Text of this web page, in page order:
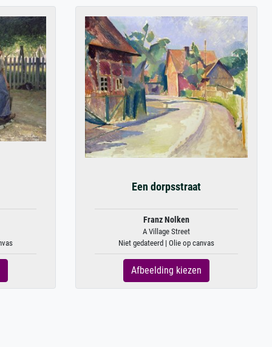
Een dorpsstraat
Franz Nolken
A Village Street
Niet gedateerd | Olie op canvas
Afbeelding kiezen